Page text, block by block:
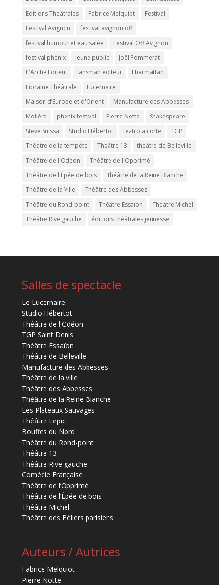
Editions Théâtrales
Fabrice Melquiot
Festival
Festival Avignon
festival avignon off
festival humour et eau salée
Festival Off Avignon
festival phénix
jeune public
Joël Pommerat
L'Arche Editeur
lansman editeur
Lharmattan
Librairie Théâtrale
Lucernaire
Maison d’Europe et d'Orient
Manufacture des Abbesses
Molière
phenix festival Pierre Notte
Shakespeare
Steve Suissa
Studio Hébertot teatro a corte
TGP
Théatre de la tempête
Théâtre 13
théâtre de Belleville
Théâtre de l'Odéon
Théâtre de l'Opprimé
Théâtre de l'Épée de bois
Théâtre de la Reine Blanche
Théâtre de la Ville
Théâtre des Abbesses
Théâtre du Rond-point
Théâtre Essaïon
Théâtre Michel
Théâtre Rive gauche
éditions théâtrales jeunesse
Salles de spectacle
Le Lucernaire
Studio Hébertot
Théâtre de l'Odéon
TGP Saint Denis
Théâtre Essaïon
Théâtre de Belleville
Manufacture des Abbesses
Théâtre de la ville
Théâtre des Abbesses
Théâtre de la Reine Blanche
Les Plateaux Sauvages
Théâtre Lepic
Bouffes du Nord
Théâtre du Rond-point
Théâtre 13
Théâtre Rive gauche
Comédie Française
Théâtre de l’Opprimé
Théâtre de l’Épée de bois
Théâtre Michel
Théâtre des Béliers parisiens
Auteurs / Autrices
Fabrice Melquiot
Pierre Notte